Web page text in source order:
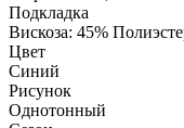
Подкладка
Вискоза: 45%
Цвет
Синий
Рисунок
Однотонный